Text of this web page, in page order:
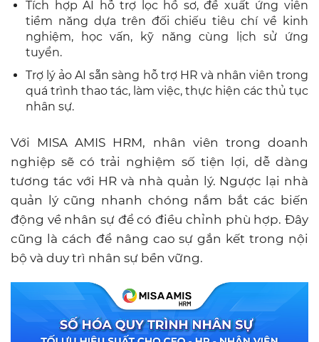
Tích hợp AI hỗ trợ lọc hồ sơ, đề xuất ứng viên
tiềm năng dựa trên đối chiếu tiêu chí về kinh
nghiệm, học vấn, kỹ năng cùng lịch sử ứng
tuyển.
Trợ lý ảo AI sẵn sàng hỗ trợ HR và nhân viên trong
quá trình thao tác, làm việc, thực hiện các thủ tục
nhân sự.
Với MISA AMIS HRM, nhân viên trong doanh
nghiệp sẽ có trải nghiệm số tiện lợi, dễ dàng
tương tác với HR và nhà quản lý. Ngược lại nhà
quản lý cũng nhanh chóng nắm bắt các biến
động về nhân sự để có điều chỉnh phù hợp. Đây
cũng là cách để nâng cao sự gắn kết trong nội
bộ và duy trì nhân sự bền vững.